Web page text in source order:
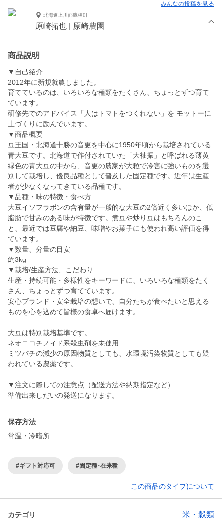
みんなの投稿を見る
北海道上川郡鷹栖町
原崎拓也 | 原崎農園
商品説明
▼自己紹介
2012年に新規就農しました。
育てているのは、いろいろな種類をたくさん、ちょっとずつ育て
ています。
研修先でのアドバイス「人はトマトをつくれない」を モットーに
土づくりに励んでいます。
▼商品概要
豆王国・北海道十勝の音更を中心に1950年頃から栽培されている
青大豆です。北海道で作付されていた「大袖振」と呼ばれる薄黄
緑色の青大豆の中から、音更の農家が大粒で冷害に強いものを選
別して栽培し、優良品種として普及した固定種です。近年は生産
者が少なくなってきている品種です。
▼品種・味の特徴・食べ方
大豆イソフラボンの含有量が一般的な大豆の2倍近く多いほか、低
脂肪で甘みのある味が特徴です。煮豆や炒り豆はもちろんのこ
と、最近では豆腐や納豆、味噌やお菓子にも使われ高い評価を得
ています。
▼数量、分量の目安
約3kg
▼栽培/生産方法、こだわり
生産・持続可能・多様性をキーワードに、いろいろな種類をたく
さん、ちょっとずつ育てています。
安心ブランド・安全栽培の想いで、自分たちが食べたいと思える
ものを心を込めて皆様の食卓へ届けます。
大豆は特別栽培基準です。
ネオニコチノイド系殺虫剤を未使用
ミツバチの減少の原因物質としても、水環境汚染物質としても疑
われている農薬です。
▼注文に際しての注意点（配送方法や納期指定など）
準備出来しだいの発送になります。
保存方法
常温・冷暗所
#ギフト対応可 #固定種･在来種
この商品のタイプについて
カテゴリ 米・穀類